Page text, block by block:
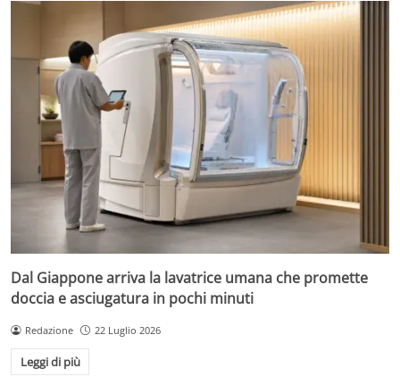
Dal Giappone arriva la lavatrice umana che promette
doccia e asciugatura in pochi minuti
Redazione 22 Luglio 2026
Leggi di più